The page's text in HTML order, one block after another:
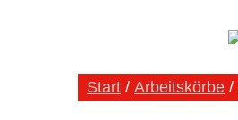
Start / Arbeitskörbe /